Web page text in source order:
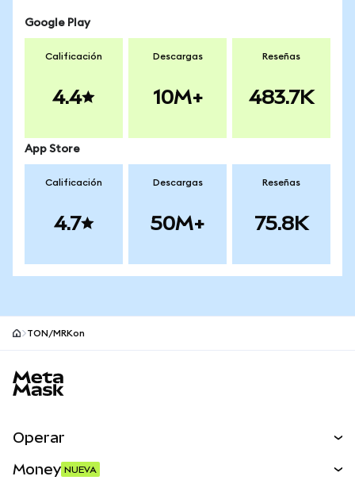
Google Play
Calificación
4.4
Descargas
10M+
Reseñas
483.7K
App Store
Calificación
4.7
Descargas
50M+
Reseñas
75.8K
TON/MRKon
Operar
Money NUEVA